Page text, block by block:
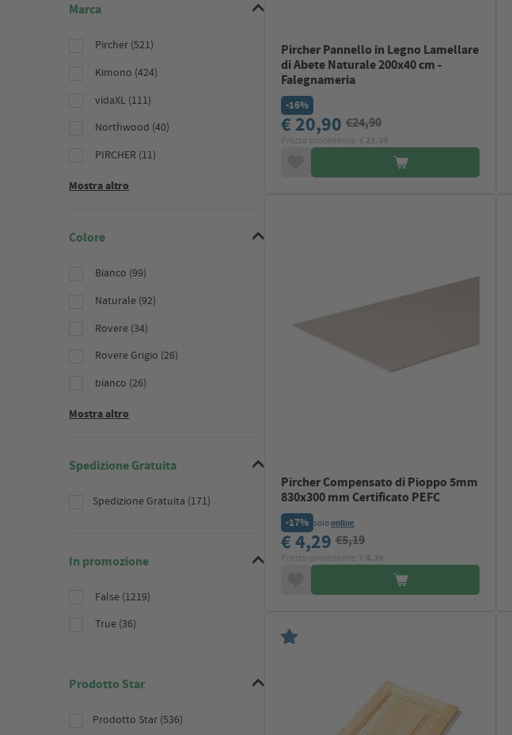
Marca
Pircher (521)
Kimono (424)
vidaXL (111)
Northwood (40)
PIRCHER (11)
Mostra altro
Colore
Bianco (99)
Naturale (92)
Rovere (34)
Rovere Grigio (26)
bianco (26)
Mostra altro
Spedizione Gratuita
Spedizione Gratuita (171)
In promozione
False (1219)
True (36)
Prodotto Star
Prodotto Star (536)
Pircher Pannello in Legno Lamellare
di Abete Naturale 200x40 cm -
Falegnameria
-16%
€ 20,90 €24,90
Pircher Compensato di Pioppo 5mm
830x300 mm Certificato PEFC
-17% soloonline
€ 4,29 €5,19